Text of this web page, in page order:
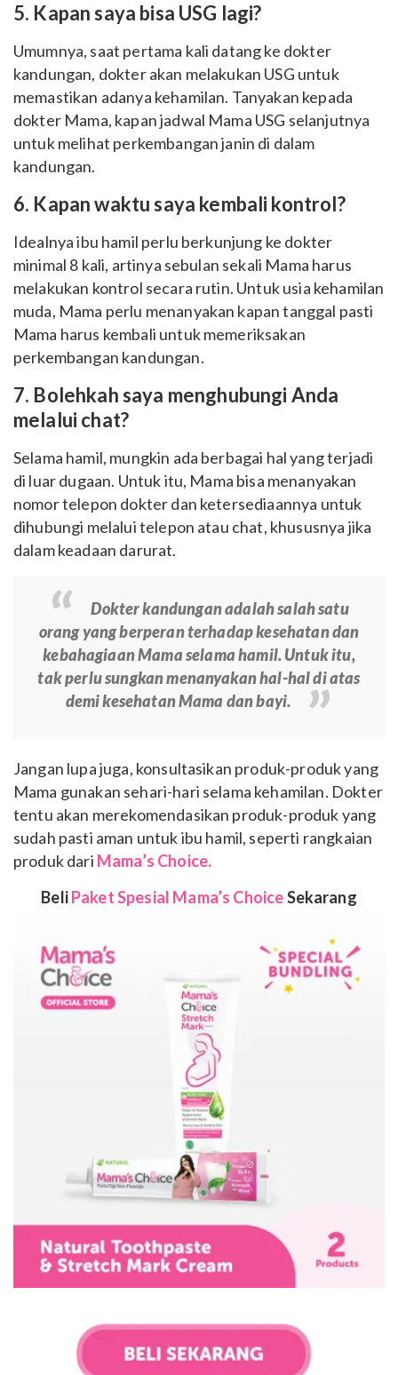
5. Kapan saya bisa USG lagi?
Umumnya, saat pertama kali datang ke dokter
kandungan, dokter akan melakukan USG untuk
memastikan adanya kehamilan. Tanyakan kepada
dokter Mama, kapan jadwal Mama USG selanjutnya
untuk melihat perkembangan janin di dalam
kandungan.
6. Kapan waktu saya kembali kontrol?
Idealnya ibu hamil perlu berkunjung ke dokter
minimal 8 kali, artinya sebulan sekali Mama harus
melakukan kontrol secara rutin. Untuk usia kehamilan
muda, Mama perlu menanyakan kapan tanggal pasti
Mama harus kembali untuk memeriksakan
perkembangan kandungan.
7. Bolehkah saya menghubungi Anda
melalui chat?
Selama hamil, mungkin ada berbagai hal yang terjadi
di luar dugaan. Untuk itu, Mama bisa menanyakan
nomor telepon dokter dan ketersediaannya untuk
dihubungi melalui telepon atau chat, khususnya jika
dalam keadaan darurat.
Dokter kandungan adalah salah satu
orang yang berperan terhadap kesehatan dan
kebahagiaan Mama selama hamil. Untuk itu,
tak perlu sungkan menanyakan hal-hal di atas
demi kesehatan Mama dan bayi.
Jangan lupa juga, konsultasikan produk-produk yang
Mama gunakan sehari-hari selama kehamilan. Dokter
tentu akan merekomendasikan produk-produk yang
sudah pasti aman untuk ibu hamil, seperti rangkaian
produk dari Mama’s Choice.
BeliPaket Spesial Mama’s ChoiceSekarang